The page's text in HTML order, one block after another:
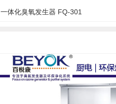
一体化臭氧发生器 FQ-301